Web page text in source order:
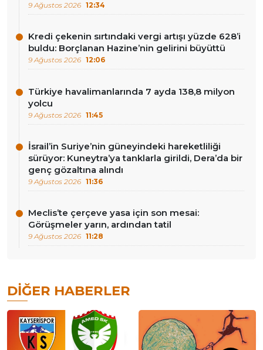
9 Ağustos 2026 12:34
Kredi çekenin sırtındaki vergi artışı yüzde 628’i
buldu: Borçlanan Hazine’nin gelirini büyüttü
9 Ağustos 2026 12:06
Türkiye havalimanlarında 7 ayda 138,8 milyon
yolcu
9 Ağustos 2026 11:45
İsrail’in Suriye’nin güneyindeki hareketliliği
sürüyor: Kuneytra’ya tanklarla girildi, Dera’da bir
genç gözaltına alındı
9 Ağustos 2026 11:36
Meclis’te çerçeve yasa için son mesai:
Görüşmeler yarın, ardından tatil
9 Ağustos 2026 11:28
DIĞER HABERLER